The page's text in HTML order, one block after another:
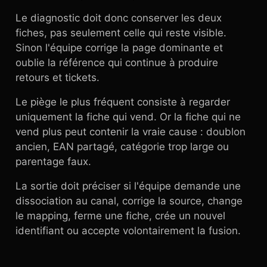
Le diagnostic doit donc conserver les deux
fiches, pas seulement celle qui reste visible.
Sinon l'équipe corrige la page dominante et
oublie la référence qui continue à produire
retours et tickets.
Le piège le plus fréquent consiste à regarder
uniquement la fiche qui vend. Or la fiche qui ne
vend plus peut contenir la vraie cause : doublon
ancien, EAN partagé, catégorie trop large ou
parentage faux.
La sortie doit préciser si l'équipe demande une
dissociation au canal, corrige la source, change
le mapping, ferme une fiche, crée un nouvel
identifiant ou accepte volontairement la fusion.